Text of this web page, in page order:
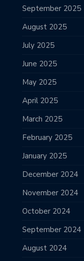
September 2025
August 2025
July 2025
June 2025
May 2025
April 2025
March 2025
February 2025
January 2025
December 2024
November 2024
October 2024
September 2024
August 2024